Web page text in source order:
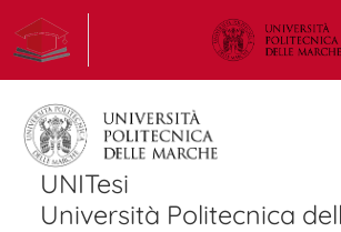
UNITesi
Università Politecnica